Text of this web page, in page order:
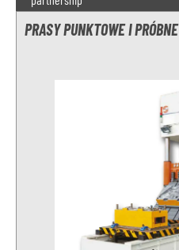
PRASY PUNKTOWE I PRÓBNE